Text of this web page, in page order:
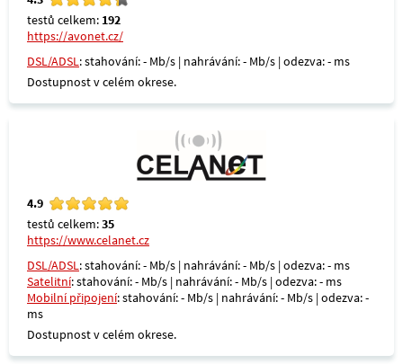
testů celkem: 192
https://avonet.cz/
DSL/ADSL: stahování: - Mb/s | nahrávání: - Mb/s | odezva: - ms
Dostupnost v celém okrese.
4.9
testů celkem:35
https://www.celanet.cz
DSL/ADSL: stahování: - Mb/s | nahrávání: - Mb/s | odezva: - ms
Satelitní: stahování: - Mb/s | nahrávání: - Mb/s | odezva: - ms
Mobilní připojení: stahování: - Mb/s | nahrávání: - Mb/s | odezva: -
ms
Dostupnost v celém okrese.